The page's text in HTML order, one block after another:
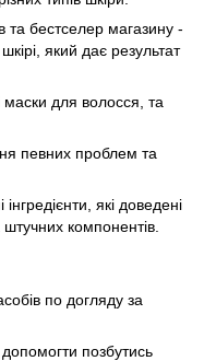
та бестселер магазину -
який дає результат
маски для волосся, та
певних проблем та
інгредієнти, які доведені
компонентів.
по догляду за
позбутись